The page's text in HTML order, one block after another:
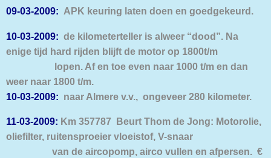
09-03-2009: APK keuring laten doen en goedgekeurd.
10-03-2009: de kilometerteller is alweer “dood”. Na
enige tijd hard rijden blijft de motor op 1800t/m
lopen. Af en toe even naar 1000 t/m en dan
weer naar 1800 t/m
10-03-2009: naar Almere v.v., ongeveer 280 kilometer.
11-03-2009: Km 357787 Beurt Thom de Jong: Motorolie,
oliefilter, ruitensproeier vloeistof, V-snaar
van de aircopomp, airco vullen en afpersen. €